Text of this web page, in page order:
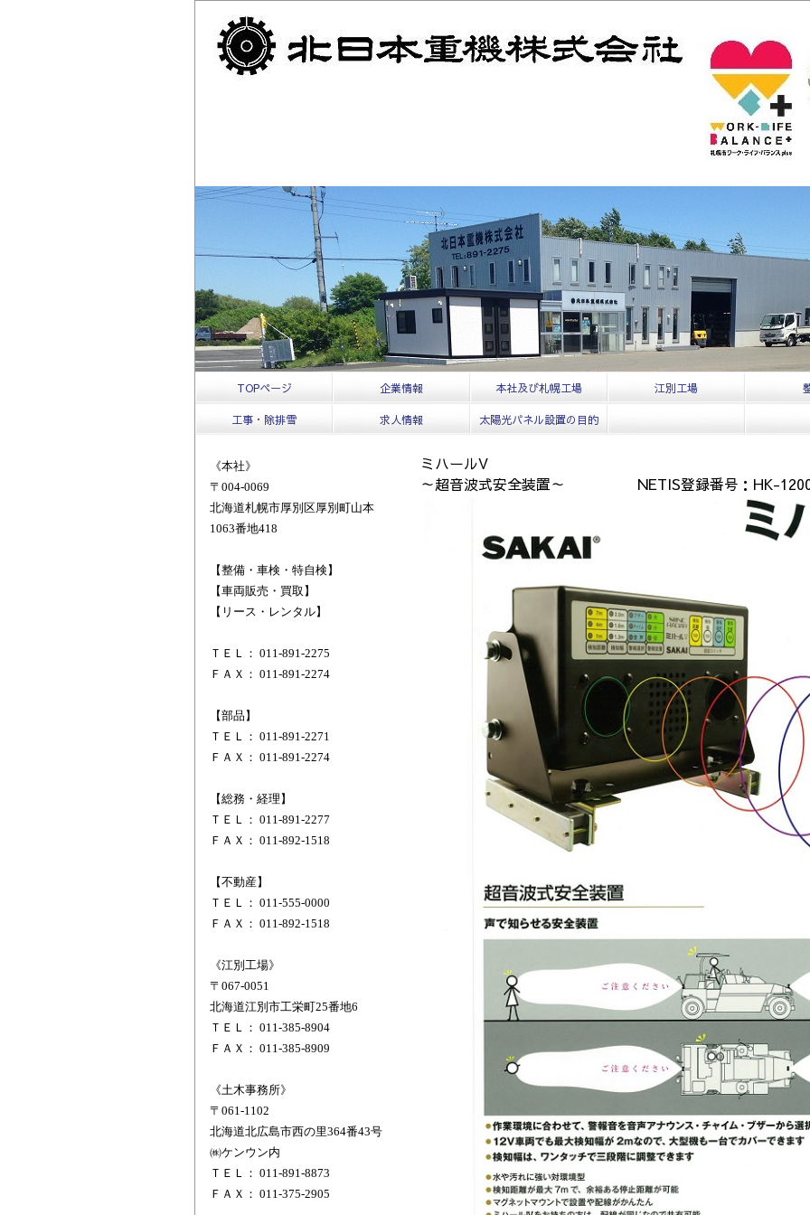
TOPページ 企業情報 本社及び札幌工場 江別工場
工事・除排雪 求人情報 太陽光パネル設置の目的
ミハールV
～超音波式安全装置～ NETIS登録番号：HK-
《本社》
〒004-0069
北海道札幌市厚別区厚別町山本
1063番地418
【整備・車検・特自検】
【車両販売・買取】
【リース・レンタル】
ＴＥＬ： 011-891-2275
ＦＡＸ： 011-891-2274
【部品】
ＴＥＬ： 011-891-2271
ＦＡＸ： 011-891-2274
【総務・経理】
ＴＥＬ： 011-891-2277
ＦＡＸ： 011-892-1518
【不動産】
ＴＥＬ： 011-555-0000
ＦＡＸ： 011-892-1518
《江別工場》
〒067-0051
北海道江別市工栄町25番地6
ＴＥＬ： 011-385-8904
ＦＡＸ： 011-385-8909
《土木事務所》
〒061-1102
北海道北広島市西の里364番43号
㈱ケンウン内
ＴＥＬ： 011-891-8873
ＦＡＸ： 011-375-2905